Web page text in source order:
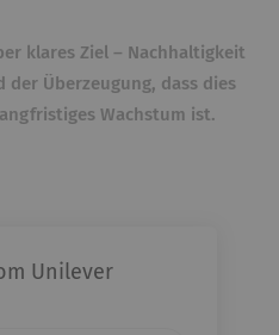
klares Ziel – Nachhaltigkeit
der Überzeugung, dass dies
Wachstum ist.
Unilever